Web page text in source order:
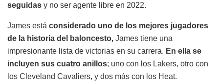
seguidas y no ser agente libre en 2022.
James está considerado uno de los mejores jugadores
de la historia del baloncesto, James tiene una
impresionante lista de victorias en su carrera. En ella se
incluyen sus cuatro anillos; uno con los Lakers, otro con
los Cleveland Cavaliers, y dos más con los Heat.